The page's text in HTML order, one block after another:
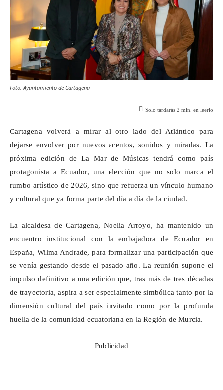
Foto: Ayuntamiento de Cartagena
Solo tardarás 2 min. en leerlo
Cartagena volverá a mirar al otro lado del Atlántico para
dejarse envolver por nuevos acentos, sonidos y miradas. La
próxima edición de La Mar de Músicas tendrá como país
protagonista a Ecuador, una elección que no solo marca el
rumbo artístico de 2026, sino que refuerza un vínculo humano
y cultural que ya forma parte del día a día de la ciudad.
La alcaldesa de Cartagena, Noelia Arroyo, ha mantenido un
encuentro institucional con la embajadora de Ecuador en
España, Wilma Andrade, para formalizar una participación que
se venía gestando desde el pasado año. La reunión supone el
impulso definitivo a una edición que, tras más de tres décadas
de trayectoria, aspira a ser especialmente simbólica tanto por la
dimensión cultural del país invitado como por la profunda
huella de la comunidad ecuatoriana en la Región de Murcia.
Publicidad